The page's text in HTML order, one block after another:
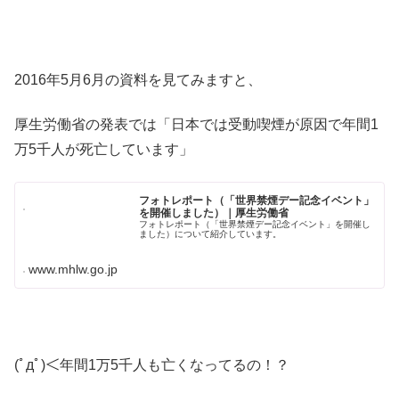
2016年5月6月の資料を見てみますと、
厚生労働省の発表では「日本では受動喫煙が原因で年間1
万5千人が死亡しています」
フォトレポート（「世界禁煙デー記念イベント」
を開催しました）｜厚生労働省
フォトレポート（「世界禁煙デー記念イベント」を開催し
ました）について紹介しています。
www.mhlw.go.jp
(ﾟдﾟ)＜年間1万5千人も亡くなってるの！？